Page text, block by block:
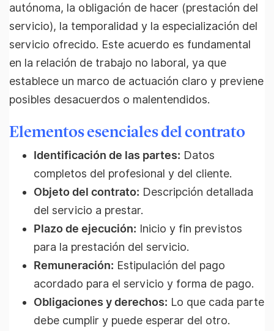
autónoma, la obligación de hacer (prestación del
servicio), la temporalidad y la especialización del
servicio ofrecido. Este acuerdo es fundamental
en la relación de trabajo no laboral, ya que
establece un marco de actuación claro y previene
posibles desacuerdos o malentendidos.
Elementos esenciales del contrato
Identificación de las partes: Datos
completos del profesional y del cliente.
Objeto del contrato: Descripción detallada
del servicio a prestar.
Plazo de ejecución: Inicio y fin previstos
para la prestación del servicio.
Remuneración: Estipulación del pago
acordado para el servicio y forma de pago.
Obligaciones y derechos: Lo que cada parte
debe cumplir y puede esperar del otro.